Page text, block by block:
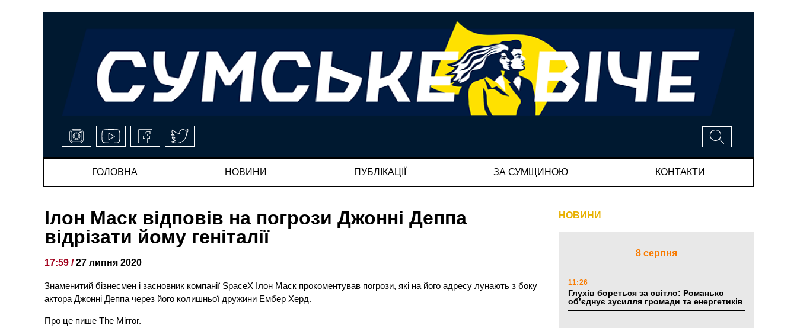
ГОЛОВНА НОВИНИ ПУБЛІКАЦІЇ ЗА СУМЩИНОЮ КОНТАКТИ
Ілон Маск відповів на погрози Джонні Деппа
відрізати йому геніталії
17:59 /27 липня 2020
Знаменитий бізнесмен і засновник компанії SpaceX Ілон Маск прокоментував погрози, які на його адресу лунають з боку
актора Джонні Деппа через його колишньої дружини Ембер Херд.
Про це пише The Mirror.
НОВИНИ
8 серпня
11:26
Глухів бореться за світло: Романько
об’єднує зусилля громади та енергетиків